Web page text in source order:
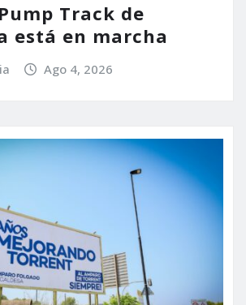
Track de
está en marcha
Ago 4, 2026